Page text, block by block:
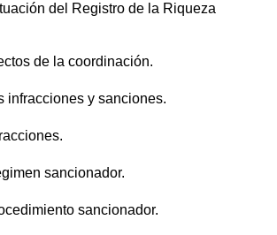
del Registro de la Riqueza
de la coordinación.
infracciones y sanciones.
sancionador.
sancionador.